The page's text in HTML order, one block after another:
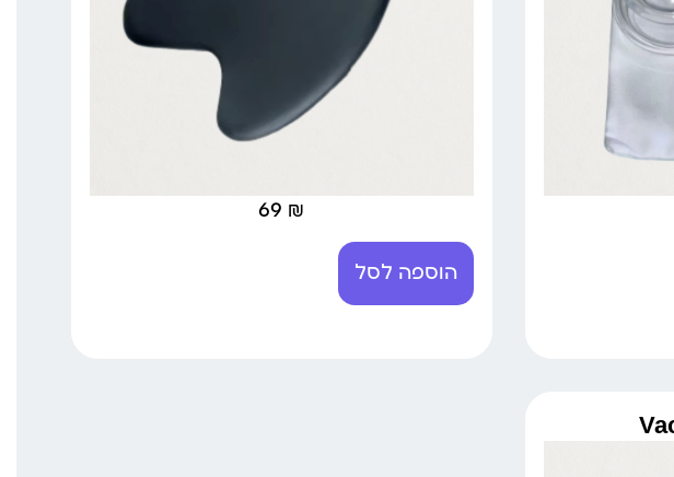
69 ₪
הוספה לסל